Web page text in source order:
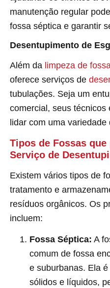
manutenção regular
fossa séptica e garantir
Desentupimento de
Além da limpeza de
oferece serviços de
tubulações. Seja um
comercial, seus técnicos
lidar com uma variedade
Tipos de Fossas
Serviço de
Existem vários tipos de
tratamento e
resíduos orgânicos. Os
incluem:
Fossa Séptica: A
comum de fossa
e suburbanas. Ela
sólidos e líquidos,